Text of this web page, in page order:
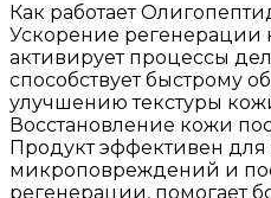
Как работает
Ускорение регенерации
активирует процессы
способствует быстрому
улучшению текстуры
Восстановление кожи
Продукт эффективен
микроповреждений и
регенерации, помогает